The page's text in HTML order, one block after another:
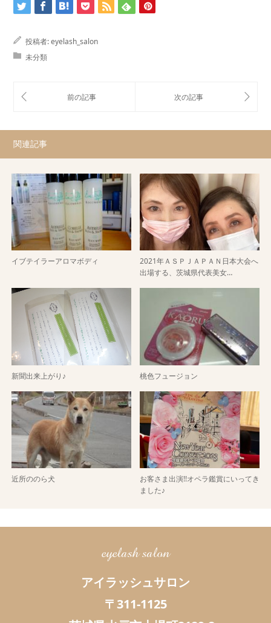
投稿者:eyelash_salon
未分類
関連記事
イブテイラーアロマボディ
2021年ＡＳＰＪＡＰＡＮ日本大会へ
出場する、茨城県代表美女…
新聞出来上がり♪ 桃色フュージョン
近所ののら犬
お客さま出演!!オペラ鑑賞にいってき
ました♪
eyelash salon
アイラッシュサロン
〒311-1125